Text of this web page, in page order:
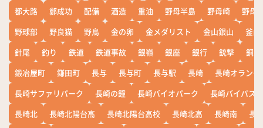
都大路
鄭成功 配備 酒造 重油 野母半島 野母崎
野母
野球部
野良猫 野鳥 金の卵 金メダリスト 金山銀山
釜山
針尾
釣り 鉄道 鉄道事故 銀嶺 銀座 銀行 銃撃
銅座
鍛冶屋町
鎌田町 長与 長与町 長与駅 長崎
長崎オランダ
長崎サファリパーク
長崎の鐘 長崎バイオパーク
長崎バイパス
長崎北
長崎北陽台高 長崎北陽台高校 長崎北高 長崎南
長